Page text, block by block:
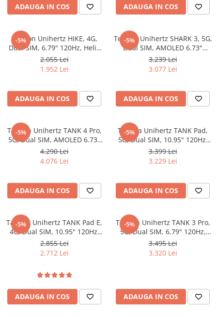
Oală sub Presiune
Grătar Grill
Gătit cu Aburi
Blender
Aparate de Cafea
Friteuze Aer Cald / Air Fryer
Mașini de Spălat Vase
Roboți Curătenie
Roboți Aspirator
Roboți Geamuri
Roboți Gradină
Roboți Piscină
Accesorii Consumabile
Uscătoare Haine
Lăzi Frigorifice
Coșuri de gunoi
ADAUGA IN COS ADAUGA IN COS
-5%
Telefon Unihertz HIKE, 4G,
Dual SIM, 6.79" 120Hz, Helio
G200, 12GB RAM, 512GB, NFC,
23800mAh, Android 15
2.055 Lei
1.952 Lei
ADAUGA IN COS
-5%
Telefon Unihertz SHARK 3, 5G,
Dual SIM, AMOLED 6.73"
120Hz, Dimensity 8300, 16GB
RAM, 512GB, NFC, 11600mAh,
3.239 Lei
3.077 Lei
ADAUGA IN COS
-5%
Telefon Unihertz TANK 4 Pro,
5G, Dual SIM, AMOLED 6.73"
120Hz, Dimensity 8300 Ultra,
16GB RAM, 512GB, NFC,
4.290 Lei
4.076 Lei
ADAUGA IN COS
-5%
Tableta Unihertz TANK Pad,
5G, Dual SIM, 10.95" 120Hz,
Dimensity 8200, 16GB RAM,
512GB, NFC, Video Proiector
3.399 Lei
3.229 Lei
ADAUGA IN COS
-5%
Tableta Unihertz TANK Pad E,
4G, Dual SIM, 10.95" 120Hz,
Helio G99, 12GB RAM, 512GB,
NFC, Video Proiector 100Lm,
2.855 Lei
2.712 Lei
ADAUGA IN COS
-5%
Telefon Unihertz TANK 3 Pro,
5G, Dual SIM, 6.79" 120Hz,
Dimensity 8200, 16GB RAM,
512GB, NFC, Proiector Video
3.495 Lei
3.320 Lei
ADAUGA IN COS